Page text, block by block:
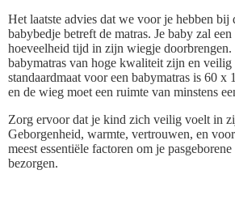
Het laatste advies dat we voor je hebben bij
babybedje betreft de matras. Je baby zal
hoeveelheid tijd in zijn wiegje
babymatras van hoge kwaliteit zijn en
standaardmaat voor een babymatras is 60 x
en de wieg moet een ruimte van minstens
Zorg ervoor dat je kind zich veilig voelt in
Geborgenheid, warmte, vertrouwen, en
meest essentiële factoren om je
bezorgen.